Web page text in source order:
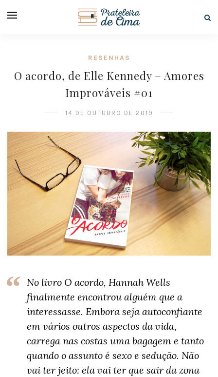
RESENHAS
O acordo, de Elle Kennedy – Amores
Improváveis #01
14 DE OUTUBRO DE 2019
No livro O acordo, Hannah Wells
finalmente encontrou alguém que a
interessasse. Embora seja autoconfiante
em vários outros aspectos da vida,
carrega nas costas uma bagagem e tanto
quando o assunto é sexo e sedução. Não
vai ter jeito: ela vai ter que sair da zona